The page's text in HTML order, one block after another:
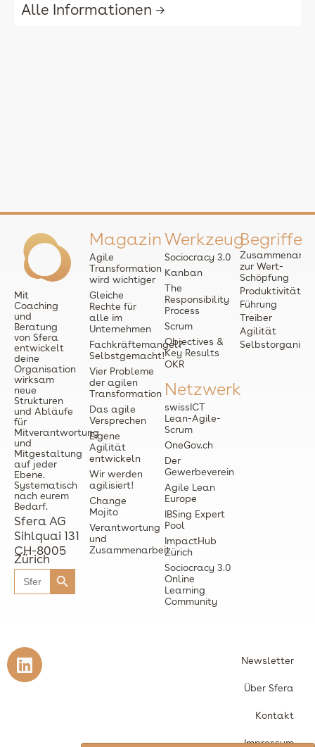
Alle Informationen →
Mit
Coaching
und
Beratung
von Sfera
entwickelt
deine
Organisation
wirksam
neue
Strukturen
und Abläufe
für
Mitverantwortung
und
Mitgestaltung
auf jeder
Ebene.
Systematisch
nach eurem
Bedarf.
Sfera AG
Sihlquai 131
CH-8005
Zürich
Search
for:
Search Button
Magazin
Agile
Transformation
wird wichtiger
Gleiche
Rechte für
alle im
Unternehmen
Fachkräftemangel?
Selbstgemacht!
Vier Probleme
der agilen
Transformation
Das agile
Versprechen
Eigene
Agilität
entwickeln
Wir werden
agilisiert!
Change
Mojito
Verantwortung
und
Zusammenarbeit
Werkzeug
Sociocracy 3.0
Kanban
The
Responsibility
Process
Scrum
Objectives &
Key Results
OKR
Netzwerk
swissICT
Lean-Agile-
Scrum
OneGov.ch
Der
Gewerbeverein
Agile Lean
Europe
IBSing Expert
Pool
ImpactHub
Zürich
Sociocracy 3.0
Online
Learning
Community
Begriffe
zur Wert-
Schöpfung
Produktivität
Führung
Treiber
Agilität
L
i
Newsletter
Über Sfera
Kontakt
Impressum